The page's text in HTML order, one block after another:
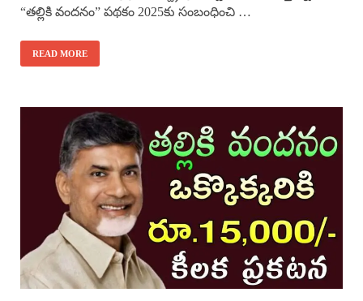
“తల్లికి వందనం” పథకం 2025కు సంబంధించి …
READ MORE